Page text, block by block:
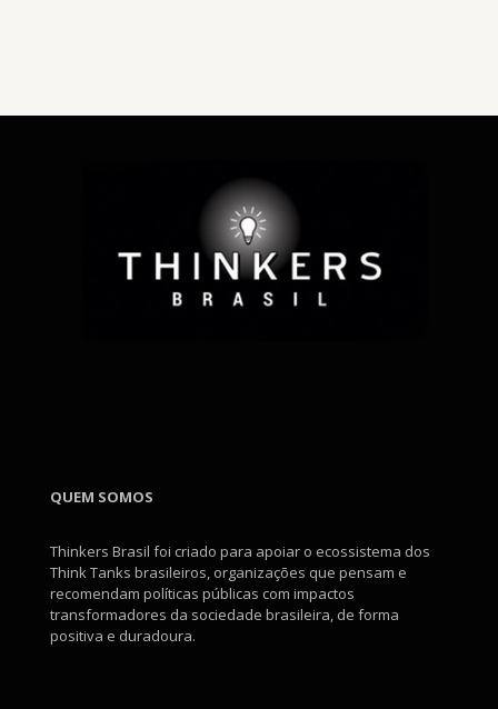
QUEM SOMOS
Thinkers Brasil foi criado para apoiar o ecossistema dos
Think Tanks brasileiros, organizações que pensam e
recomendam políticas públicas com impactos
transformadores da sociedade brasileira, de forma
positiva e duradoura.